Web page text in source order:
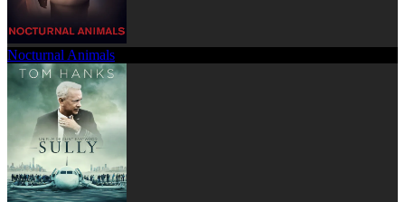
Nocturnal Animals